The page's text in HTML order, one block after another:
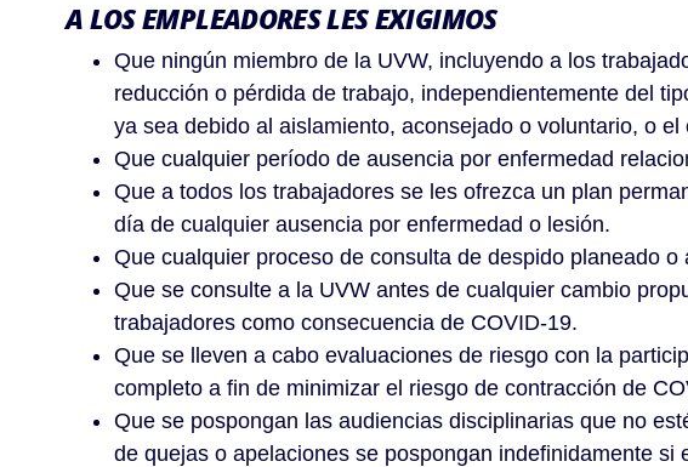
A LOS EMPLEADORES LES EXIGIMOS
Que ningún miembro de la UVW, incluyendo a los
reducción o pérdida de trabajo, independientemente del
ya sea debido al aislamiento, aconsejado o voluntario, o
Que cualquier período de ausencia por enfermedad
Que a todos los trabajadores se les ofrezca un plan
día de cualquier ausencia por enfermedad o lesión.
Que cualquier proceso de consulta de despido planeado
Que se consulte a la UVW antes de cualquier cambio
trabajadores como consecuencia de COVID-19.
Que se lleven a cabo evaluaciones de riesgo con la
completo a fin de minimizar el riesgo de contracción de
Que se pospongan las audiencias disciplinarias que no
de quejas o apelaciones se pospongan indefinidamente si